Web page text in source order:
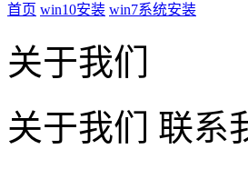
首页 win10安装 win7系统安装
关于我们
关于我们
联系